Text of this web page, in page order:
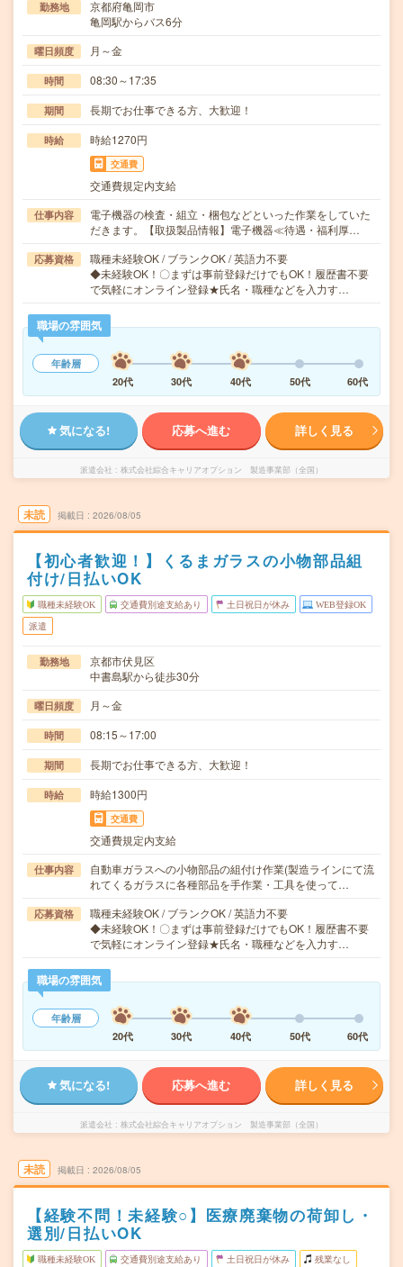
勤務地
京都府亀岡市
亀岡駅からバス6分
曜日頻度 月～金
時間 08:30～17:35
期間 長期でお仕事できる方、大歓迎！
時給 時給1270円
交通費
交通費規定内支給
仕事内容
電子機器の検査・組立・梱包などといった作業をしていた
だきます。【取扱製品情報】電子機器≪待遇・福利厚…
応募資格
職種未経験OK / ブランクOK / 英語力不要
◆未経験OK！〇まずは事前登録だけでもOK！履歴書不要
で気軽にオンライン登録★氏名・職種などを入力す…
職場の雰囲気
年齢層
20代
30代 40代 50代 60代
気になる! 応募へ進む 詳しく見る
派遣会社 株式会社綜合キャリアオプション 製造事業部（全国）
未読 掲載日 2026/08/05
【初心者歓迎！】くるまガラスの小物部品組
付け/日払いOK
職種未経験OK 交通費別途支給あり 土日祝日が休み WEB登録OK
派遣
勤務地
京都市伏見区
中書島駅から徒歩30分
曜日頻度 月～金
時間 08:15～17:00
期間 長期でお仕事できる方、大歓迎！
時給 時給1300円
交通費
交通費規定内支給
仕事内容
自動車ガラスへの小物部品の組付け作業(製造ラインにて流
れてくるガラスに各種部品を手作業・工具を使って…
応募資格
職種未経験OK / ブランクOK / 英語力不要
◆未経験OK！〇まずは事前登録だけでもOK！履歴書不要
で気軽にオンライン登録★氏名・職種などを入力す…
職場の雰囲気
年齢層
20代
30代 40代 50代 60代
気になる! 応募へ進む 詳しく見る
派遣会社 株式会社綜合キャリアオプション 製造事業部（全国）
未読 掲載日 2026/08/05
【経験不問！未経験○】医療廃棄物の荷卸し・
選別/日払いOK
職種未経験OK 交通費別途支給あり 土日祝日が休み 残業なし